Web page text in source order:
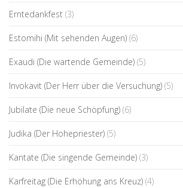
Erntedankfest (3)
Estomihi (Mit sehenden Augen) (6)
Exaudi (Die wartende Gemeinde) (5)
Invokavit (Der Herr über die Versuchung) (5)
Jubilate (Die neue Schöpfung) (6)
Judika (Der Hohepriester) (5)
Kantate (Die singende Gemeinde) (3)
Karfreitag (Die Erhöhung ans Kreuz) (4)